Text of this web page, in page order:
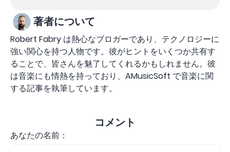
著者について
Robert Fabry は熱心なブロガーであり、テクノロジーに
強い関心を持つ人物です。彼がヒントをいくつか共有す
ることで、皆さんを魅了してくれるかもしれません。彼
は音楽にも情熱を持っており、AMusicSoft で音楽に関
する記事を執筆しています。
コメント
あなたの名前：